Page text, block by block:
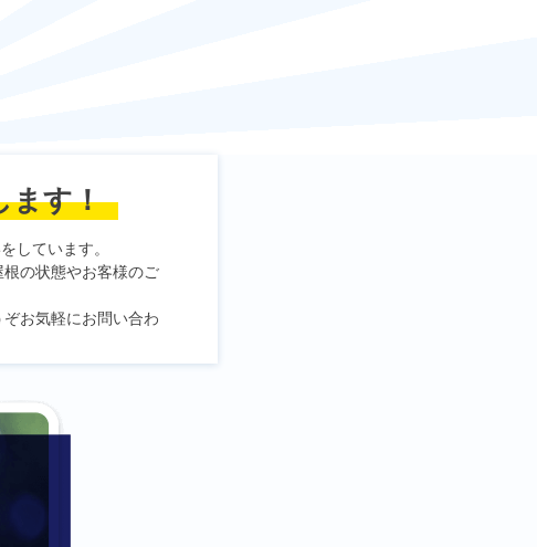
ます！
しています。
の状態やお客様のご
お気軽にお問い合わ